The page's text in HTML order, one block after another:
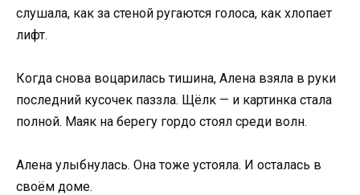
слушала, как за стеной ругаются голоса, как хлопает
лифт.
Когда снова воцарилась тишина, Алена взяла в руки
последний кусочек паззла. Щёлк — и картинка стала
полной. Маяк на берегу гордо стоял среди волн.
Алена улыбнулась. Она тоже устояла. И осталась в
своём доме.